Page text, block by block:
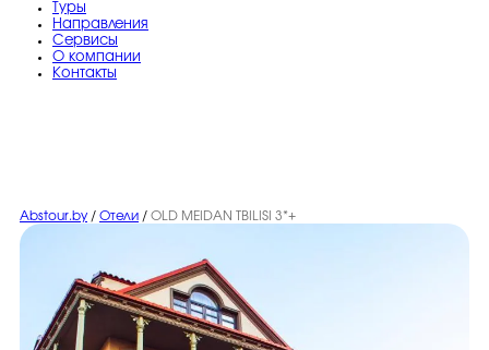
Туры
Направления
Сервисы
O компании
Контакты
Abstour.by / Отели / OLD MEIDAN TBILISI 3*+